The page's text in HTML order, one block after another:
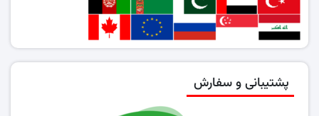
پشتیبانی و سفارش